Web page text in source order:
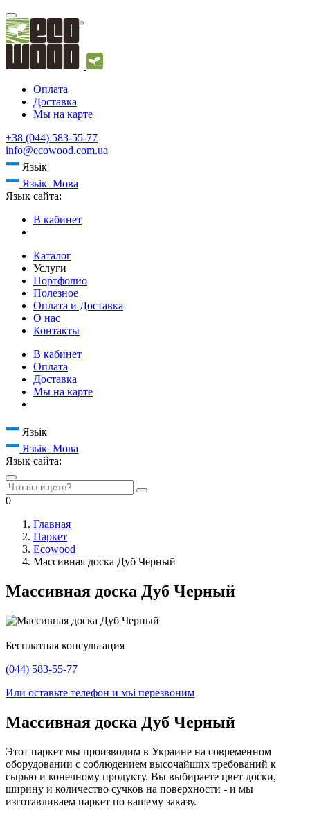
Оплата
Доставка
Мы на карте
+38 (044) 583-55-77
info@ecowood.com.ua
Язьік
Язьік Мова
Язык сайта:
В кабинет
Каталог
Услуги
Портфолио
Полезное
Оплата и Доставка
О нас
Контакты
В кабинет
Оплата
Доставка
Мы на карте
Язьік
Язьік Мова
Язык сайта:
0
Главная
Паркет
Ecowood
Массивная доска Дуб Черный
Массивная доска Дуб Черный
Бесплатная консультация
(044) 583-55-77
Или оставьте телефон и мьі перезвоним
Массивная доска Дуб Черный
Этот паркет мы производим в Украине на современном
оборудовании с соблюдением высочайших требований к
сырью и конечному продукту. Вы выбираете цвет доски,
ширину и количество сучков на поверхности - и мы
изготавливаем паркет по вашему заказу.